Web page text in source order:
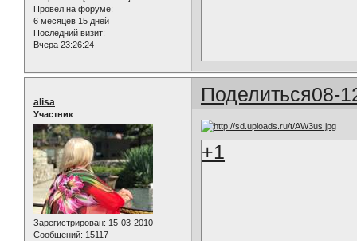
Провел на форуме:
6 месяцев 15 дней
Последний визит:
Вчера 23:26:24
Поделиться08-
alisa
Участник
Зарегистрирован: 15-03-2010
Сообщений: 15117
+1